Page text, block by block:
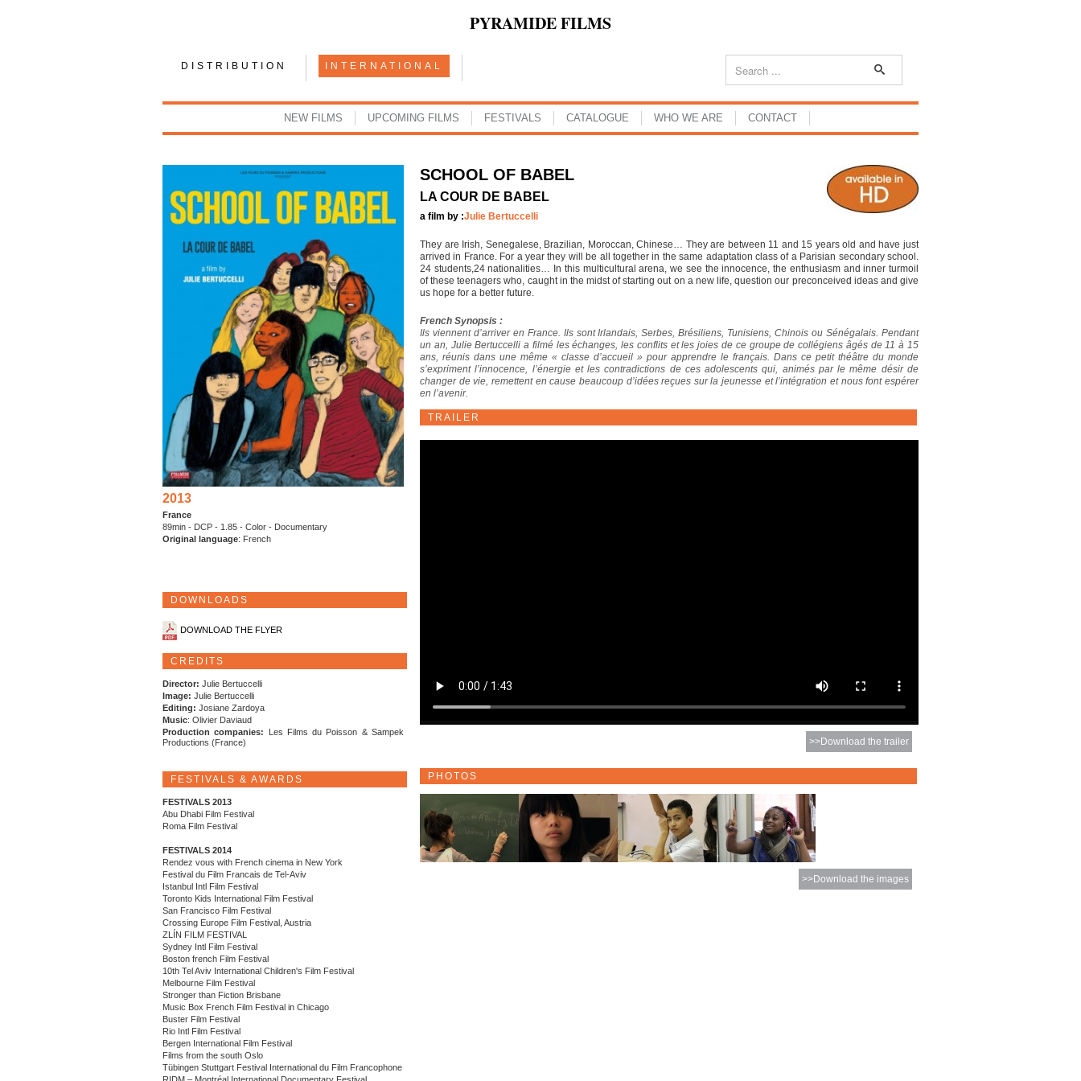
PYRAMIDE FILMS
DISTRIBUTION INTERNATIONAL
NEW FILMS UPCOMING FILMS FESTIVALS CATALOGUE WHO WE ARE CONTACT
2013
France
89min - DCP - 1.85 - Color - Documentary
Original language: French
DOWNLOADS
DOWNLOAD THE FLYER
CREDITS
Director: Julie Bertuccelli
Image: Julie Bertuccelli
Editing: Josiane Zardoya
Music: Olivier Daviaud
Production companies:
Les Films du Poisson & Sampek
Productions (France)
FESTIVALS & AWARDS
FESTIVALS 2013
Abu Dhabi Film Festival
Roma Film Festival
FESTIVALS 2014
Rendez vous with French cinema in New York
Festival du Film Francais de Tel-Aviv
Istanbul Intl Film Festival
Toronto Kids International Film Festival
San Francisco Film Festival
Crossing Europe Film Festival, Austria
ZLÍN FILM FESTIVAL
Sydney Intl Film Festival
Boston french Film Festival
10th Tel Aviv International Children's Film Festival
Melbourne Film Festival
Stronger than Fiction Brisbane
Music Box French Film Festival in Chicago
Buster Film Festival
Rio Intl Film Festival
Bergen International Film Festival
Films from the south Oslo
Tübingen Stuttgart Festival International du Film Francophone
SCHOOL OF BABEL
LA COUR DE BABEL
a film by :Julie Bertuccelli
They are Irish, Senegalese, Brazilian, Moroccan, Chinese… They are between 11 and 15 years old and have just
arrived in France. For a year they will be all together in the same adaptation class of a Parisian secondary school.
24 students,24 nationalities… In this multicultural arena, we see the innocence, the enthusiasm and inner turmoil
of these teenagers who, caught in the midst of starting out on a new life, question our preconceived ideas and give
us hope for a better future.
French Synopsis :
Ils viennent d’arriver en France. Ils sont Irlandais, Serbes, Brésiliens, Tunisiens, Chinois ou Sénégalais. Pendant
un an, Julie Bertuccelli a filmé les échanges, les conflits et les joies de ce groupe de collégiens âgés de 11 à 15
ans, réunis dans une même « classe d’accueil » pour apprendre le français. Dans ce petit théâtre du monde
s’expriment l’innocence, l’énergie et les contradictions de ces adolescents qui, animés par le même désir de
changer de vie, remettent en cause beaucoup d’idées reçues sur la jeunesse et l’intégration et nous font espérer
en l’avenir.
TRAILER
>>Download the trailer
PHOTOS
>>Download the images